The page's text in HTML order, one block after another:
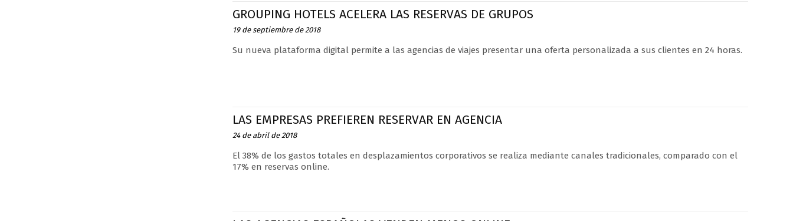
GROUPING HOTELS ACELERA LAS RESERVAS DE GRUPOS
19 de septiembre de 2018
Su nueva plataforma digital permite a las agencias de viajes presentar una oferta personalizada a sus clientes en 24 horas.
LAS EMPRESAS PREFIEREN RESERVAR EN AGENCIA
24 de abril de 2018
El 38% de los gastos totales en desplazamientos corporativos se realiza mediante canales tradicionales, comparado con el
17% en reservas online.